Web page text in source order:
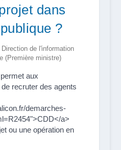
dans
?
de l'information
(Première ministre)
aux
recruter des agents
demarches-
a>
ou une opération en